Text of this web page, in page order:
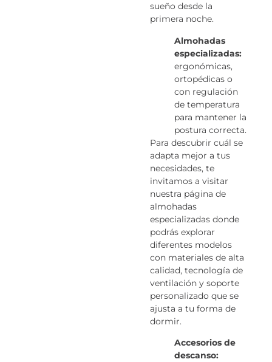
sueño desde la
primera noche.
Almohadas
especializadas:
ergonómicas,
ortopédicas o
con regulación
de temperatura
para mantener la
postura correcta.
Para descubrir cuál se
adapta mejor a tus
necesidades, te
invitamos a visitar
nuestra página de
almohadas
especializadas donde
podrás explorar
diferentes modelos
con materiales de alta
calidad, tecnología de
ventilación y soporte
personalizado que se
ajusta a tu forma de
dormir.
Accesorios de
descanso: